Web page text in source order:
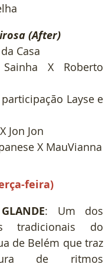
(After)
Casa
X Roberto
Layse e
Jon Jon
X MauVianna
feira)
: Um dos
tradicionais do
de Belém que traz
de ritmos